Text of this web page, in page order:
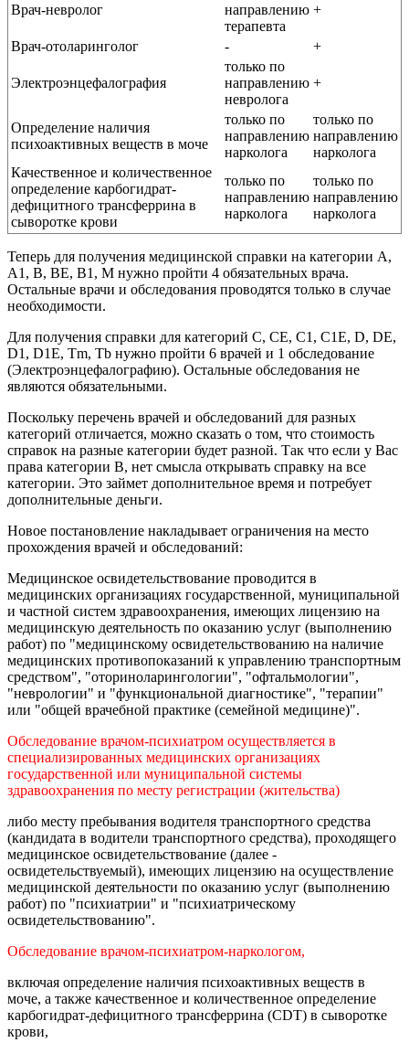
Врач-невролог
направлению
терапевта
+
Врач-отоларинголог - +
Электроэнцефалография
только по
направлению
невролога
+
Определение наличия
психоактивных веществ в моче
только по
направлению
нарколога
только по
направлению
нарколога
Качественное и количественное
определение карбогидрат-
дефицитного трансферрина в
сыворотке крови
только по
направлению
нарколога
только по
направлению
нарколога
Теперь для получения медицинской справки на категории A,
A1, B, BE, B1, M нужно пройти 4 обязательных врача.
Остальные врачи и обследования проводятся только в случае
необходимости.
Для получения справки для категорий С, CE, C1, C1E, D, DE,
D1, D1E, Tm, Тb нужно пройти 6 врачей и 1 обследование
(Электроэнцефалографию). Остальные обследования не
являются обязательными.
Поскольку перечень врачей и обследований для разных
категорий отличается, можно сказать о том, что стоимость
справок на разные категории будет разной. Так что если у Вас
права категории B, нет смысла открывать справку на все
категории. Это займет дополнительное время и потребует
дополнительные деньги.
Новое постановление накладывает ограничения на место
прохождения врачей и обследований:
Медицинское освидетельствование проводится в
медицинских организациях государственной, муниципальной
и частной систем здравоохранения, имеющих лицензию на
медицинскую деятельность по оказанию услуг (выполнению
работ) по "медицинскому освидетельствованию на наличие
медицинских противопоказаний к управлению транспортным
средством", "оториноларингологии", "офтальмологии",
"неврологии" и "функциональной диагностике", "терапии"
или "общей врачебной практике (семейной медицине)".
Обследование врачом-психиатром осуществляется в
специализированных медицинских организациях
государственной или муниципальной системы
здравоохранения по месту регистрации (жительства)
либо месту пребывания водителя транспортного средства
(кандидата в водители транспортного средства), проходящего
медицинское освидетельствование (далее -
освидетельствуемый), имеющих лицензию на осуществление
медицинской деятельности по оказанию услуг (выполнению
работ) по "психиатрии" и "психиатрическому
освидетельствованию".
Обследование врачом-психиатром-наркологом,
включая определение наличия психоактивных веществ в
моче, а также качественное и количественное определение
карбогидрат-дефицитного трансферрина (CDT) в сыворотке
крови,